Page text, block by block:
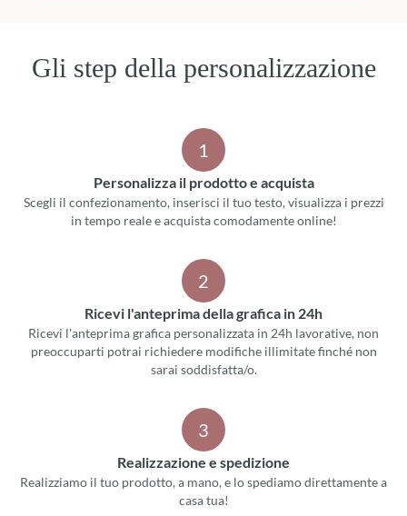
Gli step della personalizzazione
1
Personalizza il prodotto e acquista
Scegli il confezionamento, inserisci il tuo testo, visualizza i prezzi
in tempo reale e acquista comodamente online!
2
Ricevi l'anteprima della grafica in 24h
Ricevi l'anteprima grafica personalizzata in 24h lavorative, non
preoccuparti potrai richiedere modifiche illimitate finché non
sarai soddisfatta/o.
3
Realizzazione e spedizione
Realizziamo il tuo prodotto, a mano, e lo spediamo direttamente a
casa tua!